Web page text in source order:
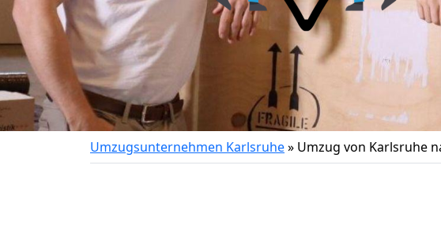
Umzugsunternehmen Karlsruhe» Umzug von Karlsruhe